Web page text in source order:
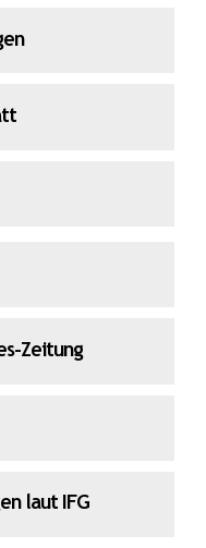
Zeitung
laut IFG